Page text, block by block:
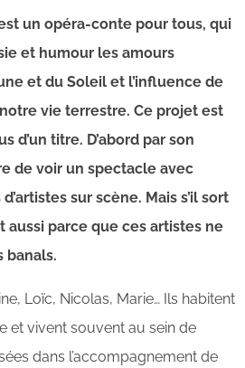
un opéra-conte pour tous, qui
et humour les amours
et du Soleil et l’influence de
vie terrestre. Ce projet est
d’un titre. D’abord par son
de voir un spectacle avec
sur scène. Mais s’il sort
aussi parce que ces artistes ne
banals.
Loïc, Nicolas, Marie… Ils habitent
et vivent souvent au sein de
dans l’accompagnement de